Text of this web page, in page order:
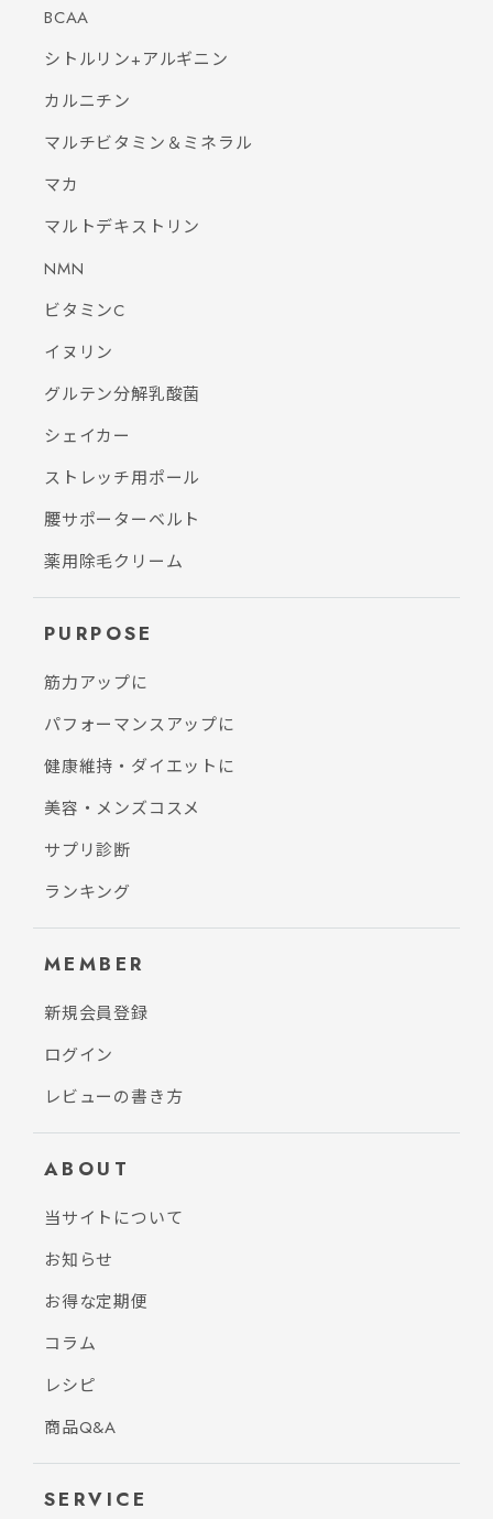
BCAA
シトルリン+アルギニン
カルニチン
マルチビタミン＆ミネラル
マカ
マルトデキストリン
NMN
ビタミンC
イヌリン
グルテン分解乳酸菌
シェイカー
ストレッチ用ポール
腰サポーターベルト
薬用除毛クリーム
PURPOSE
筋力アップに
パフォーマンスアップに
健康維持・ダイエットに
美容・メンズコスメ
サプリ診断
ランキング
MEMBER
新規会員登録
ログイン
レビューの書き方
ABOUT
当サイトについて
お知らせ
お得な定期便
コラム
レシピ
商品Q&A
SERVICE